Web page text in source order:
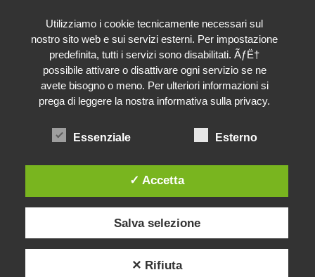
Biesse Infissi
Ciao, sono Ilaria!
Come posso aiutarti?
Utilizziamo i cookie tecnicamente necessari sul
nostro sito web e sui servizi esterni. Per impostazione
predefinita, tutti i servizi sono disabilitati. ÃƒË†
possibile attivare o disattivare ogni servizio se ne
avete bisogno o meno. Per ulteriori informazioni si
prega di leggere la nostra informativa sulla privacy.
Essenziale Esterno
✓ Accetta
Salva selezione
✕ Rifiuta